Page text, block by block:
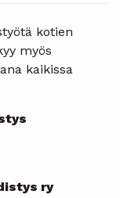
kotien
myös
kaikissa
ry